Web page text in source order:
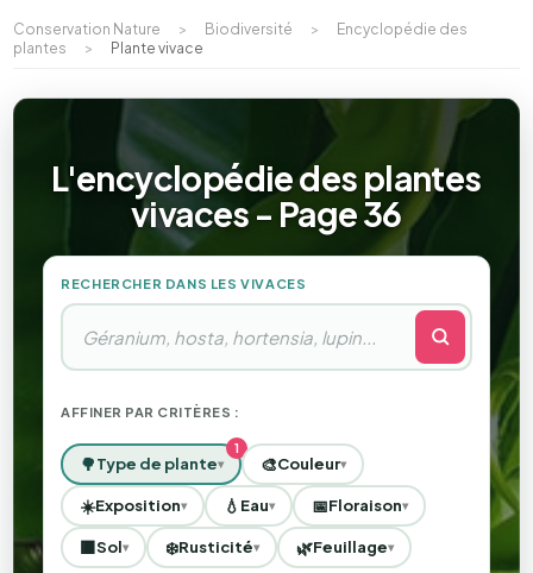
Conservation Nature > Biodiversité >
Encyclopédie des
plantes
> Plante vivace
L'encyclopédie des plantes
vivaces - Page 36
RECHERCHER DANS LES VIVACES
AFFINER PAR CRITÈRES :
🌳Type de plante▾ 🎨Couleur▾
☀️Exposition▾ 💧 Eau▾ 📅Floraison▾
🟫Sol▾ ❄️Rusticité▾ 🌿Feuillage▾